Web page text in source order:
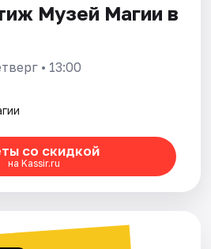
Музей Магии в
• 13:00
со скидкой
на Kassir.ru